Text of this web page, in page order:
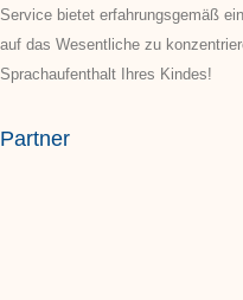
Service bietet erfahrungsgemäß
auf das Wesentliche zu
Sprachaufenthalt Ihres Kindes!
Partner